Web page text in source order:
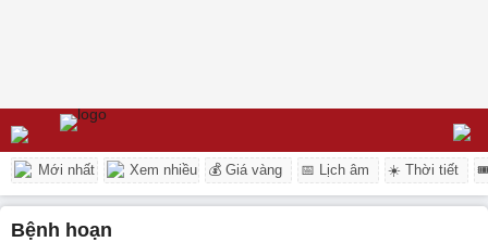
Mới nhất Xem nhiều 💰 Giá vàng 📅 Lịch âm ☀️ Thời tiết
bệnh hoạn